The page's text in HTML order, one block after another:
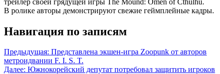
В ролике авторы демонстрируют свежие геймплейные кадры.
Навигация по записям
Предыдущая: Представлена экшен-игра Zoopunk от авторов
метроидвании F. I. S. T.
Далее: Южнокорейский депутат потребовал защитить игроков